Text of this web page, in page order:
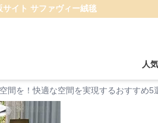
サイト サファヴィー絨毯
人
間を！快適な空間を実現するおすすめ5